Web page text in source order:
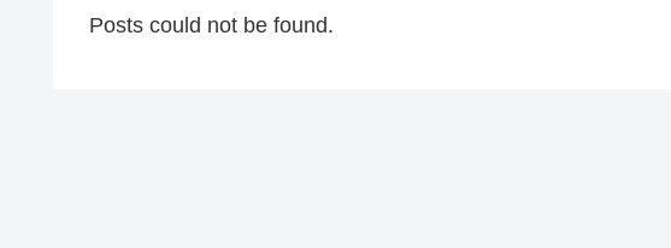
Posts could not be found.